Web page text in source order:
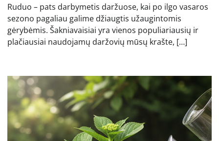
Ruduo – pats darbymetis daržuose, kai po ilgo vasaros
sezono pagaliau galime džiaugtis užaugintomis
gėrybėmis. Šakniavaisiai yra vienos populiariausių ir
plačiausiai naudojamų daržovių mūsų krašte, […]